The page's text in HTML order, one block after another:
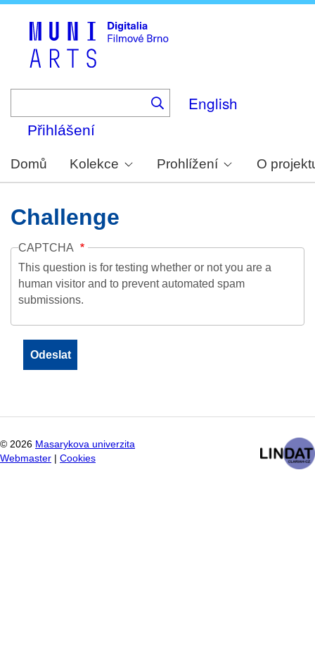
English
Přihlášení
Domů Kolekce Prohlížení O
Challenge
CAPTCHA
This question is for testing whether or not you are a
human visitor and to prevent automated spam
submissions.
© 2026 Masarykova univerzita
Webmaster
Cookies